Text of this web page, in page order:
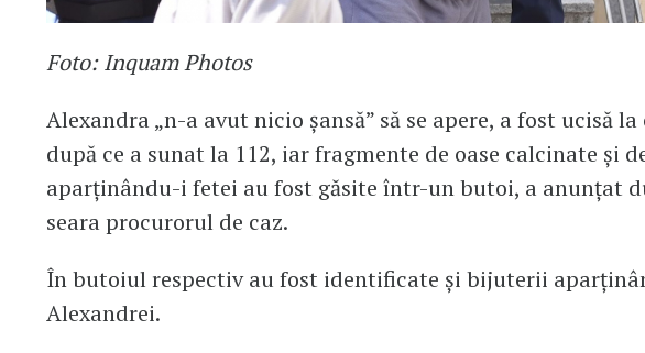
Foto: Inquam Photos
Alexandra „n-a avut nicio șansă” să se apere, a fost ucisă la
după ce a sunat la 112, iar fragmente de oase calcinate și
aparținându-i fetei au fost găsite într-un butoi, a anunțat
seara procurorul de caz.
În butoiul respectiv au fost identificate și bijuterii
Alexandrei.